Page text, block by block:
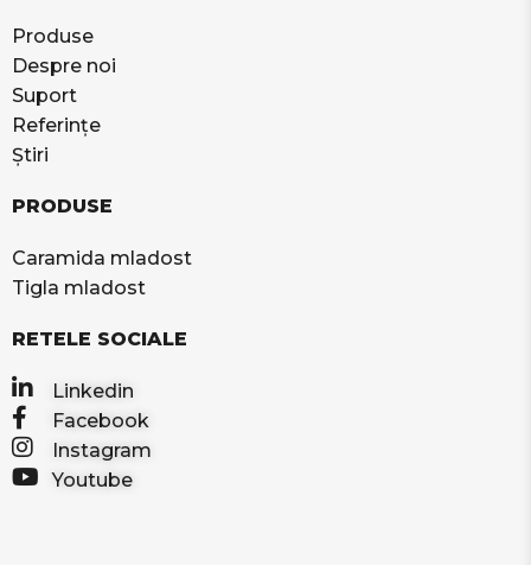
Produse
Despre noi
Suport
Referințe
Știri
PRODUSE
Caramida mladost
Tigla mladost
RETELE SOCIALE
Linkedin
Facebook
Instagram
Youtube